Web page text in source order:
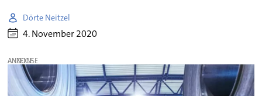
Dörte Neitzel
4. November 2020
ANZEIGE